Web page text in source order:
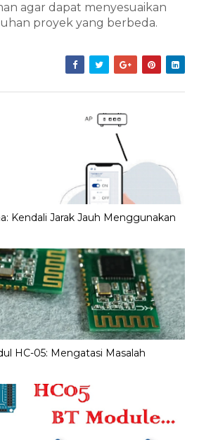
agar dapat menyesuaikan
proyek yang berbeda.
Kendali Jarak Jauh Menggunakan
HC-05: Mengatasi Masalah